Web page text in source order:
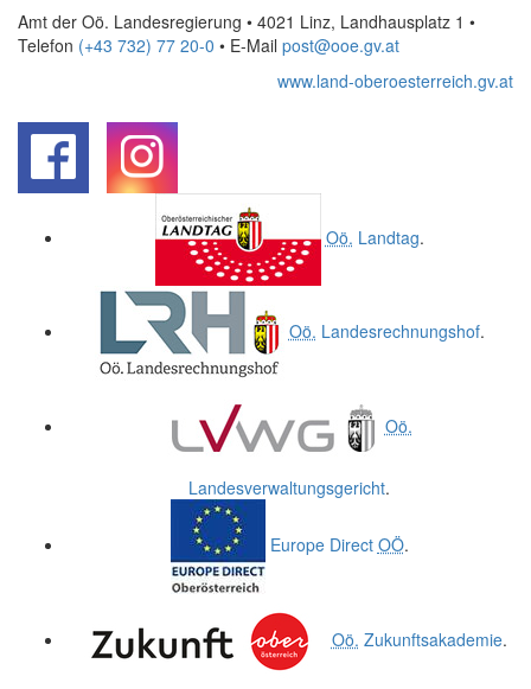
Amt der Oö. Landesregierung • 4021 Linz, Landhausplatz 1 •
Telefon (+43 732) 77 20-0 • E-Mail post@ooe.gv.at
www.land-oberoesterreich.gv.at
Oö. Landtag.
Oö. Landesrechnungshof.
Oö.
Landesverwaltungsgericht.
Europe Direct OÖ.
Oö. Zukunftsakademie.